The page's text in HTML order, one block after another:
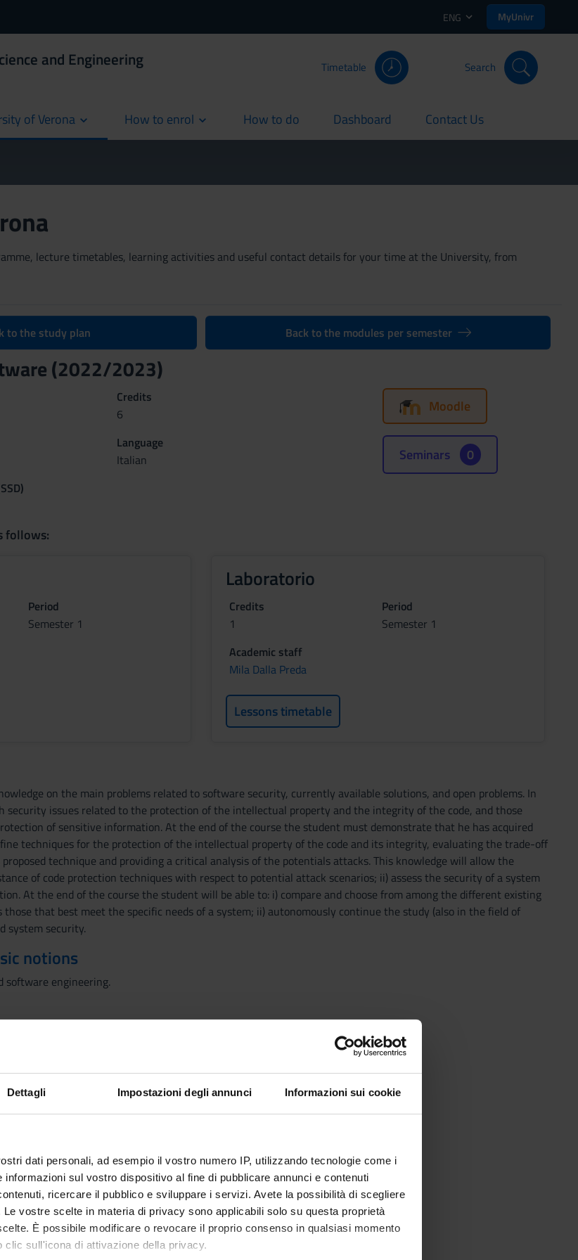
Dettagli Impostazioni degli annunci Informazioni sui cookie
dati personali, ad esempio il vostro numero IP, utilizzando tecnologie come i
sul vostro dispositivo al fine di pubblicare annunci e contenuti
ricercare il pubblico e sviluppare i servizi. Avete la possibilità di scegliere
vostre scelte in materia di privacy sono applicabili solo su questa proprietà
È possibile modificare o revocare il proprio consenso in qualsiasi momento
sull'icona di attivazione della privacy.
ENG MyUnivr
and Engineering Timetable Search
of Verona How to enrol How to do
current Dashboard
current Contact Us
current
lecture timetables, learning activities and useful contact details for your time at the University, from
to the study plan Back to the modules per semester
(2022/2023)
Credits
6
Language
Italian
Moodle
Seminars 0
follows:
Period
Semester 1
Laboratorio
Credits
1
Period
Semester 1
Academic staff
Mila Dalla Preda
Lessons timetable
on the main problems related to software security, currently available solutions, and open problems. In
security issues related to the protection of the intellectual property and the integrity of the code, and those
of sensitive information. At the end of the course the student must demonstrate that he has acquired
techniques for the protection of the intellectual property of the code and its integrity, evaluating the trade-off
technique and providing a critical analysis of the potentials attacks. This knowledge will allow the
of code protection techniques with respect to potential attack scenarios; ii) assess the security of a system
At the end of the course the student will be able to: i) compare and choose from among the different existing
that best meet the specific needs of a system; ii) autonomously continue the study (also in the field of
system security.
notions
software engineering.
ELF
of binaries
vulnerabilities